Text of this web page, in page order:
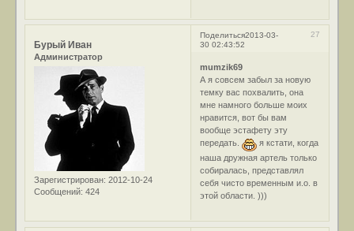
Поделиться 27
2013-03-
30 02:43:52
Бурый Иван
Администратор
Зарегистрирован: 2012-10-24
Сообщений: 424
mumzik69
А я совсем забыл за новую
темку вас похвалить, она
мне намного больше моих
нравится, вот бы вам
вообще эстафету эту
передать.
я кстати, когда
наша дружная артель только
собиралась, представлял
себя чисто временным и.о. в
этой области. )))